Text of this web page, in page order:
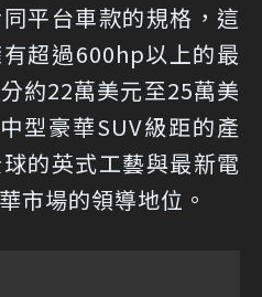
平台車款的規格，這
超過600hp以上的最
約22萬美元至25萬美
型豪華SUV級距的產
的英式工藝與最新電
市場的領導地位。